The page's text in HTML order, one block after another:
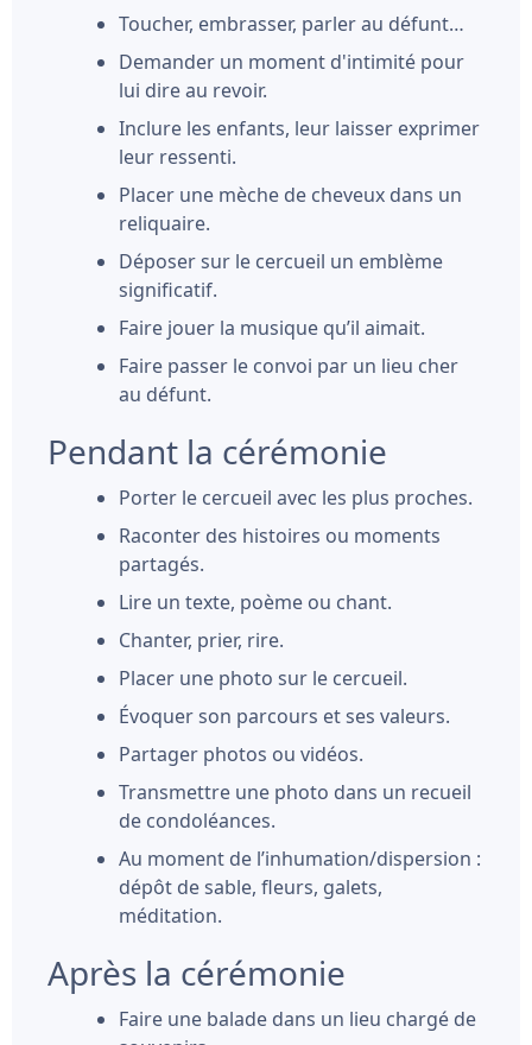
Toucher, embrasser, parler au défunt…
Demander un moment d'intimité pour
lui dire au revoir.
Inclure les enfants, leur laisser exprimer
leur ressenti.
Placer une mèche de cheveux dans un
reliquaire.
Déposer sur le cercueil un emblème
significatif.
Faire jouer la musique qu’il aimait.
Faire passer le convoi par un lieu cher
au défunt.
Pendant la cérémonie
Porter le cercueil avec les plus proches.
Raconter des histoires ou moments
partagés.
Lire un texte, poème ou chant.
Chanter, prier, rire.
Placer une photo sur le cercueil.
Évoquer son parcours et ses valeurs.
Partager photos ou vidéos.
Transmettre une photo dans un recueil
de condoléances.
Au moment de l’inhumation/dispersion :
dépôt de sable, fleurs, galets,
méditation.
Après la cérémonie
Faire une balade dans un lieu chargé de